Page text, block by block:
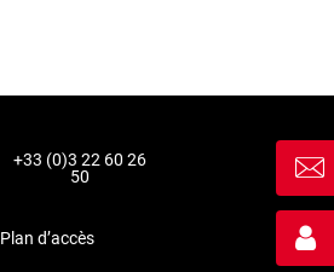
+33 (0)3 22 60 26
50
Plan d’accès